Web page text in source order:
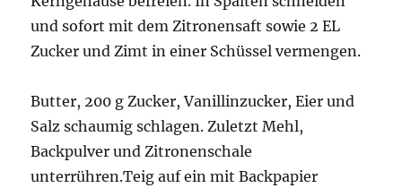
und sofort mit dem Zitronensaft sowie 2 EL
Zucker und Zimt in einer Schüssel vermengen.
Butter, 200 g Zucker, Vanillinzucker, Eier und
Salz schaumig schlagen. Zuletzt Mehl,
Backpulver und Zitronenschale
unterrühren.Teig auf ein mit Backpapier